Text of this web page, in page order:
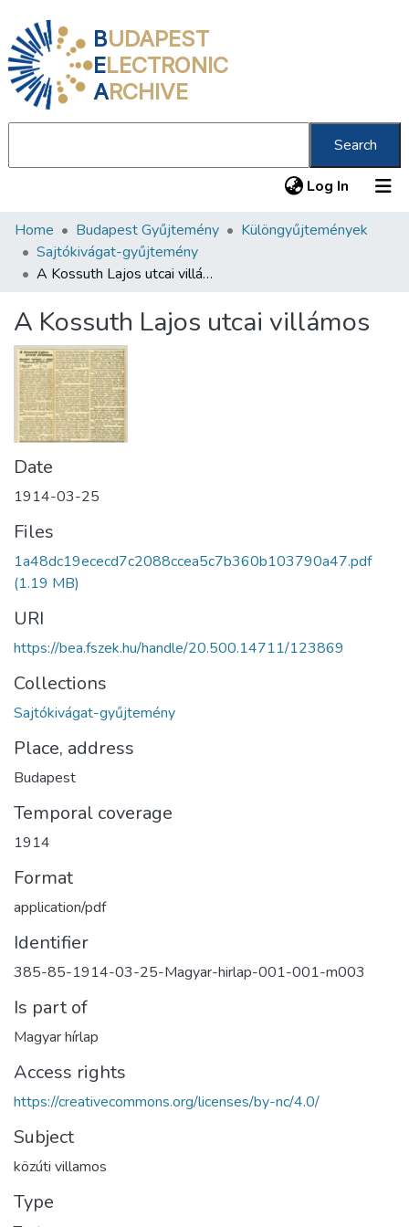
BUDAPEST
ELECTRONIC
ARCHIVE
Search
Log In (current)
Communities & Collections
All of DSpace
About us
Home Budapest Gyűjtemény
Különgyűjtemények
Sajtókivágat-gyűjtemény
A Kossuth Lajos utcai villámos
A Kossuth Lajos utcai villámos
Date
1914-03-25
Files
1a48dc19ececd7c2088ccea5c7b360b103790a47.pdf
(1.19 MB)
URI
https://bea.fszek.hu/handle/20.500.14711/123869
Collections
Sajtókivágat-gyűjtemény
Place, address
Budapest
Temporal coverage
1914
Format
application/pdf
Identifier
385-85-1914-03-25-Magyar-hirlap-001-001-m003
Is part of
Magyar hírlap
Access rights
https://creativecommons.org/licenses/by-nc/4.0/
Subject
közúti villamos
Type